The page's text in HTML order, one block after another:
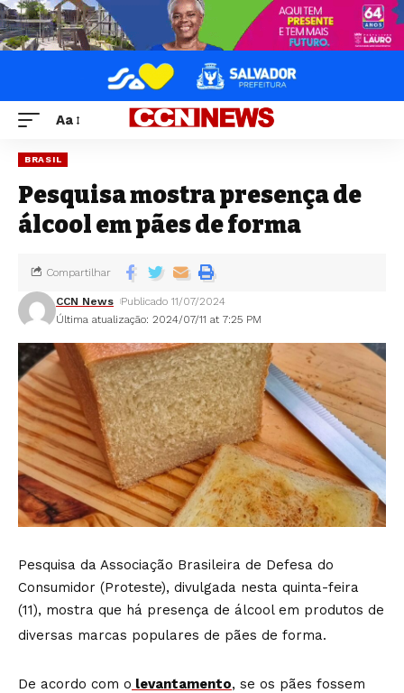
Aa
BRASIL
Pesquisa mostra presença de
álcool em pães de forma
Última atualização: 2024/07/11 at 7:25 PM
CCN News Publicado 11/07/2024
Compartilhar
Pesquisa da Associação Brasileira de Defesa do
Consumidor (Proteste), divulgada nesta quinta-feira
(11), mostra que há presença de álcool em produtos de
diversas marcas populares de pães de forma.
De acordo com o levantamento, se os pães fossem